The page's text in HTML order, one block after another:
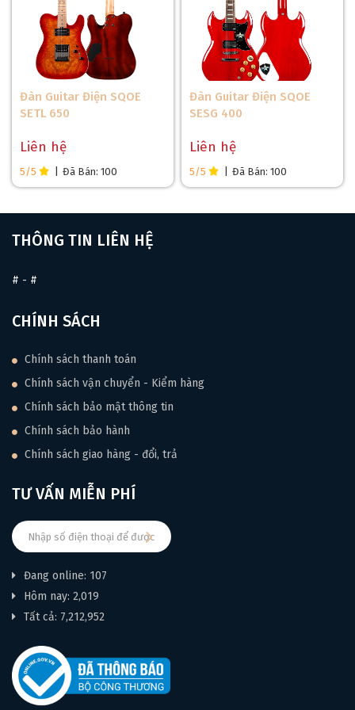
Melbourne Green (GR): Xanh Melbourne sâu lắng,
mạnh mẽ, tạo nên một phong cách độc đáo và đầy cá
Đàn Guitar Điện SQOE
SETL 650
Liên hệ
5/5 Đã Bán: 100
Đàn Guitar Điện SQOE
SESG 400
Liên hệ
5/5 Đã Bán: 100
THÔNG TIN LIÊN HỆ
# - #
CHÍNH SÁCH
Chính sách thanh toán
Chính sách vận chuyển - Kiểm hàng
Chính sách bảo mật thông tin
Chính sách bảo hành
Chính sách giao hàng - đổi, trả
TƯ VẤN MIỄN PHÍ
Đang online: 107
Hôm nay: 2,019
Tất cả: 7,212,952